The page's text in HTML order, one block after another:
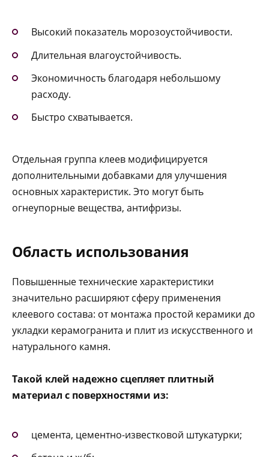
Высокий показатель морозоустойчивости.
Длительная влагоустойчивость.
Экономичность благодаря небольшому
расходу.
Быстро схватывается.
Отдельная группа клеев модифицируется
дополнительными добавками для улучшения
основных характеристик. Это могут быть
огнеупорные вещества, антифризы.
Область использования
Повышенные технические характеристики
значительно расширяют сферу применения
клеевого состава: от монтажа простой керамики до
укладки керамогранита и плит из искусственного и
натурального камня.
Такой клей надежно сцепляет плитный
материал с поверхностями из:
цемента, цементно-известковой штукатурки;